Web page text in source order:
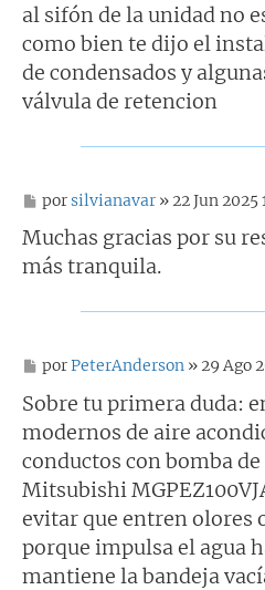
al sifón de la unidad no
como bien te dijo el
de condensados y
válvula de retencion
M
n
a
porsilvianavar » 22 Jun 2025
Muchas gracias por su
más tranquila.
M
n
s
a
j
e
porPeterAnderson » 29 Ago
Sobre tu primera duda:
modernos de aire
conductos con bomba
Mitsubishi
evitar que entren olores
porque impulsa el agua
mantiene la bandeja